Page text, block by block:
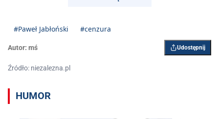
#Paweł Jabłoński #cenzura
Autor: mś Udostępnij
Źródło: niezalezna.pl
HUMOR